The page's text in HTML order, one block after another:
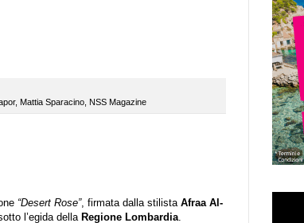
, Mattia Sparacino NSS Magazine
“Desert Rose”, firmata dalla stilista Afraa Al-
l’egida della Regione Lombardia.